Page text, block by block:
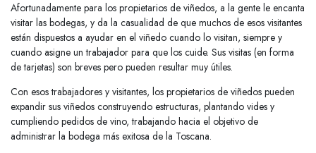
Afortunadamente para los propietarios de viñedos, a la gente le encanta
visitar las bodegas, y da la casualidad de que muchos de esos visitantes
están dispuestos a ayudar en el viñedo cuando lo visitan, siempre y
cuando asigne un trabajador para que los cuide. Sus visitas (en forma
de tarjetas) son breves pero pueden resultar muy útiles.
Con esos trabajadores y visitantes, los propietarios de viñedos pueden
expandir sus viñedos construyendo estructuras, plantando vides y
cumpliendo pedidos de vino, trabajando hacia el objetivo de
administrar la bodega más exitosa de la Toscana.